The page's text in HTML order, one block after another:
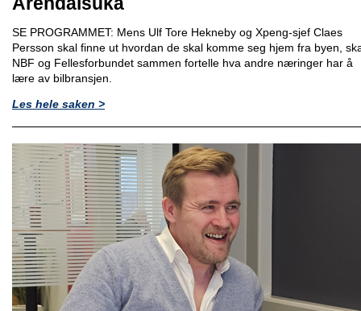
SE PROGRAMMET: Mens Ulf Tore Hekneby og Xpeng-sjef Claes
Persson skal finne ut hvordan de skal komme seg hjem fra byen,
NBF og Fellesforbundet sammen fortelle hva andre næringer har å
lære av bilbransjen.
Les hele saken >